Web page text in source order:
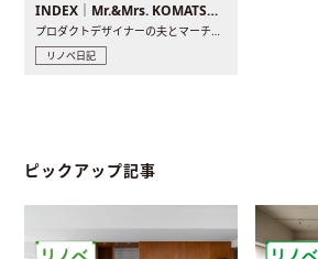
INDEX｜Mr.&Mrs. KOMATSU renovation diary
プロダクトデザイナーの夫とマーチャンダイザーの妻が、夫婦で..
リノベ日記
ピックアップ記事